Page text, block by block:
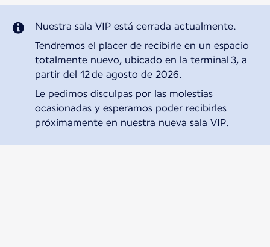
Nuestra sala VIP está cerrada actualmente.
Tendremos el placer de recibirle en un espacio
totalmente nuevo, ubicado en la terminal 3, a
partir del 12 de agosto de 2026.
Le pedimos disculpas por las molestias
ocasionadas y esperamos poder recibirles